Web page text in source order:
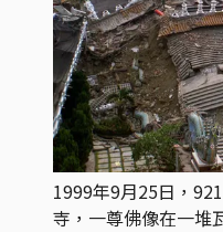
1999年9月25日，
寺，一尊佛像在一堆